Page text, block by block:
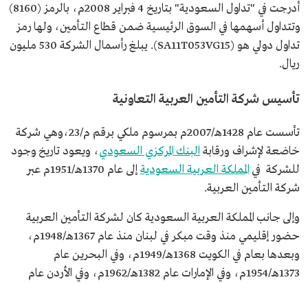
أدرجت في "تداول السعودية" بتاريخ 4 فبراير 2008م، بالرمز (8160)
وتتداول أسهمها في السوق الرئيسية ضمن قطاع التأمين، ولها رمز
تداول دولي هو (SA11T053VG15). يبلغ رأسمال الشركة 530 مليون
ريال.
تأسيس شركة التأمين العربية التعاونية
تأسست عام 1428هـ/2007م بمرسوم ملكي برقم م/23،وهي شركة
خاضعة لإشراف ورقابة البنك المركزي السعودي، ويعود تاريخ وجود
للشركة في المملكة العربية السعودية
إلى عام 1370هـ/1951م عبر
شركة التأمين العربية.
وإلى جانب المملكة العربية السعودية كان لشركة التأمين العربية
حضور إقليمي منذ وقت مبكر في لبنان منذ عام 1367هـ/1948م،
وبعدها بعام في الكويت 1368هـ/1949م، وفي البحرين عام
1373هـ/1954م، وفي الإمارات عام 1382هـ/1962م، وفي الأردن عام